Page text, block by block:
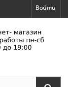
Войти